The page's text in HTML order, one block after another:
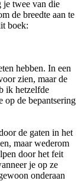
je twee van die
de breedte aan te
boek:
hebben. In een
zien, maar de
ik hetzelfde
op de bepantsering
de gaten in het
maar wederom
door het feit
je op ze
onderaan